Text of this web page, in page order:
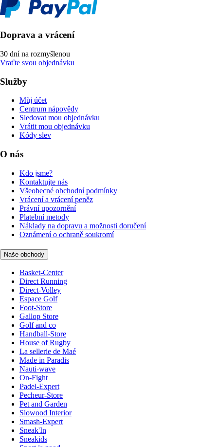
Doprava a vrácení
30 dní na rozmyšlenou
Vraťte svou objednávku
Služby
Můj účet
Centrum nápovědy
Sledovat mou objednávku
Vrátit mou objednávku
Kódy slev
O nás
Kdo jsme?
Kontaktujte nás
Všeobecné obchodní podmínky
Vrácení a vrácení peněz
Právní upozornění
Platební metody
Náklady na dopravu a možnosti doručení
Oznámení o ochraně soukromí
Naše obchody
Basket-Center
Direct Running
Direct-Volley
Espace Golf
Foot-Store
Gallop Store
Golf and co
Handball-Store
House of Rugby
La sellerie de Maé
Made in Paradis
Nauti-wave
On-Fight
Padel-Expert
Pecheur-Store
Pet and Garden
Slowood Interior
Smash-Expert
Sneak'In
Sneakids